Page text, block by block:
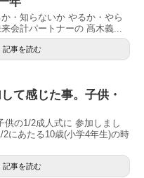
・知らないか やるか・やら
会計パートナーの 髙木義...
記事を読む
て感じた事。子供・
供の1/2成人式に 参加しまし
2にあたる10歳(小学4年生)の時
記事を読む